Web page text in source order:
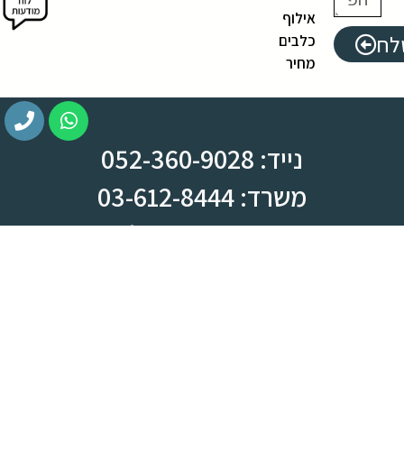
אילוף
כלבים
מחיר
נייד: 052-360-9028
משרד: 03-612-8444
צומת ראש העין, מחלף קסם